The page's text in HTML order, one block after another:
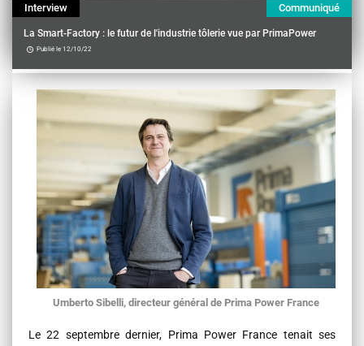
Interview Communiqué
La Smart-Factory : le futur de l'industrie tôlerie vue par PrimaPower
Publié le 12/10/22
Contenu
Umberto Sibelli, directeur général de Prima Power France
Le 22 septembre dernier, Prima Power France tenait ses